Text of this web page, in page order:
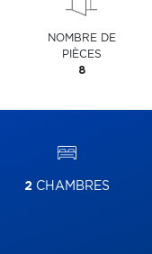
NOMBRE DE
PIÈCES
8
2 CHAMBRES